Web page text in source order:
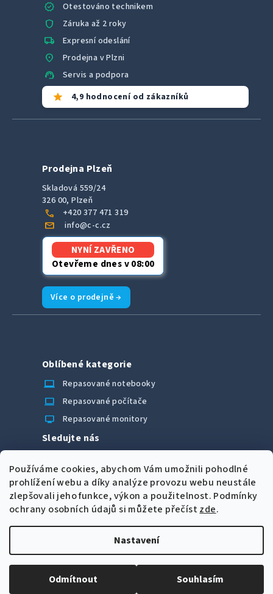
Používáme cookies, abychom Vám umožnili pohodlné
prohlížení webu a díky analýze provozu webu neustále
zlepšovali jeho funkce, výkon a použitelnost. Podmínky
ochrany osobních údajů si můžete přečíst zde.
Nastavení
Odmítnout Souhlasím
verified
Otestováno technikem
shield Záruka až 2 roky
local_shipping Expresní odeslání
location_on Prodejna v Plzni
support_agent Servis a podpora
star 4,9 hodnocení od zákazníků
Prodejna Plzeň
Skladová 559/24
326 00, Plzeň
call +420 377 471 319
mail info@c-c.cz
NYNÍ ZAVŘENO
Otevřeme dnes v 08:00
Více o prodejně →
Oblíbené kategorie
laptop_chromebook
Repasované notebooky
computer Repasované počítače
monitor Repasované monitory
Sledujte nás
Možnosti úhrady
Upravit nastavení cookies